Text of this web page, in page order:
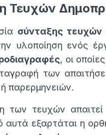
Τευχών
σύνταξης τευχών
υλοποίηση ενός
, οι
των
παρερμηνειών.
των τευχών απαιτεί
αυτά εξαρτάται η